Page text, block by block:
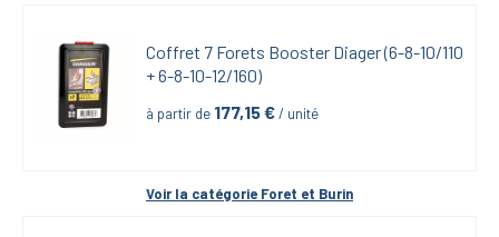
Coffret 7 Forets Booster Diager (6-8-10/110
+ 6-8-10-12/160)
à partir de 177,15 € / unité
Voir la catégorie Foret et Burin